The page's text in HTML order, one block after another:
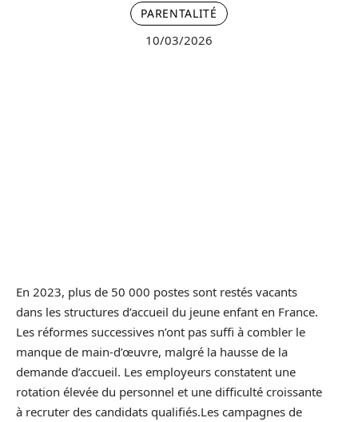
PARENTALITÉ
10/03/2026
En 2023, plus de 50 000 postes sont restés vacants
dans les structures d’accueil du jeune enfant en France.
Les réformes successives n’ont pas suffi à combler le
manque de main-d’œuvre, malgré la hausse de la
demande d’accueil. Les employeurs constatent une
rotation élevée du personnel et une difficulté croissante
à recruter des candidats qualifiés.Les campagnes de